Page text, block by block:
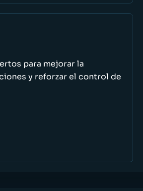
para mejorar la
y reforzar el control de